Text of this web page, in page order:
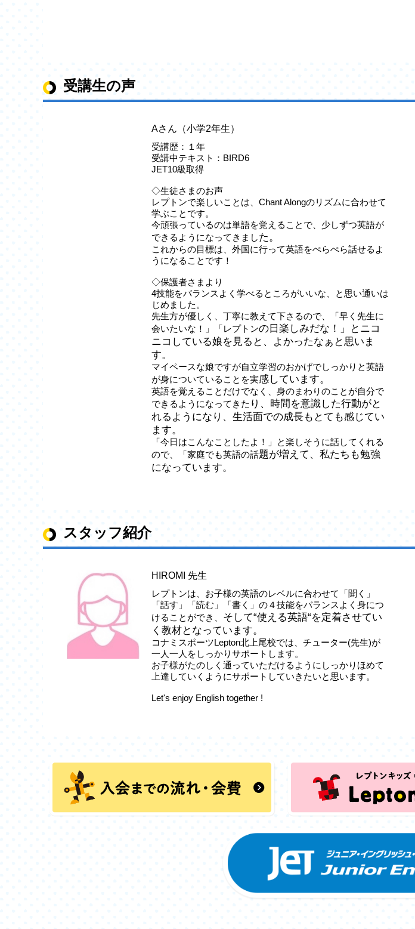
受講生の声
Aさん（小学2年生）
受講歴：１年
受講中テキスト：BIRD6
JET10級取得
◇生徒さまのお声
レプトンで楽しいことは、Chant Alongのリズムに合わせて
学ぶことです。
今頑張っているのは単語を覚えることで、少しずつ英語が
できるようになってきました。
これからの目標は、外国に行って英語をぺらぺら話せるよ
うになることです！
◇保護者さまより
4技能をバランスよく学べるところがいいな、と思い通いは
じめました。
先生方が優しく、丁寧に教えて下さるので、「早く先生に
会いたいな！」「レプトンの日楽しみだな！」とニコ
ニコしている娘を見ると、よかったなぁと思いま
す。
マイペースな娘ですが自立学習のおかげでしっかりと英語
が身についていることを実感しています。
英語を覚えることだけでなく、身のまわりのことが自分で
できるようになってきた り、時間を意識した行動がと
れるようになり、生活面での成長もとても感じてい
ま す。
「今日はこんなことしたよ！」と楽しそうに話してくれる
ので、「家庭でも英語の話題が増えて、私たちも勉強
になっています。
スタッフ紹介
HIROMI 先生
レプトンは、お子様の英語のレベルに合わせて「聞く」
「話す」「読む」「書く」の４技能をバランスよく身につ
けることができ、 そして“使える英語“を定着させてい
く教材となっています。
コナミスポーツLepton北上尾校では、チューター(先生)が
一人一人をしっかりサポートします。
お子様がたのしく通っていただけるようにしっかりほめて
上達していくようにサポートしていきたいと思います。
Let's enjoy English together !